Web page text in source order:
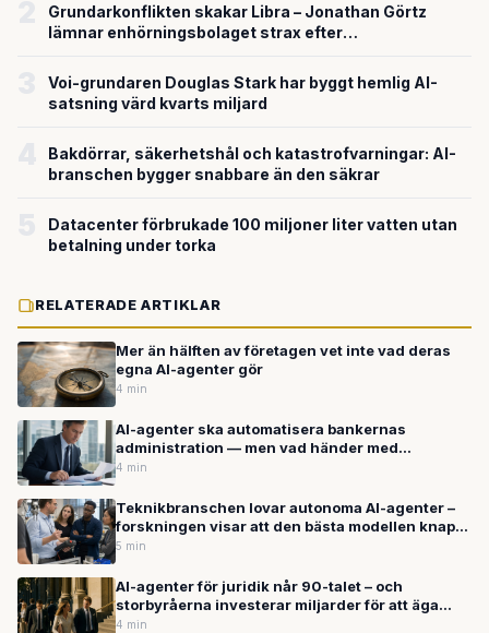
Grundarkonflikten skakar Libra – Jonathan Görtz
lämnar enhörningsbolaget strax efter
Voi-grundaren Douglas Stark har byggt hemlig AI-
satsning värd kvarts miljard
Bakdörrar, säkerhetshål och katastrofvarningar: AI-
branschen bygger snabbare än den säkrar
Datacenter förbrukade 100 miljoner liter vatten utan
betalning under torka
RELATERADE ARTIKLAR
Mer än hälften av företagen vet inte vad deras
egna AI-agenter gör
4 min
AI-agenter ska automatisera bankernas
administration — men vad händer med
personalen?
4 min
Teknikbranschen lovar autonoma AI-agenter –
forskningen visar att den bästa modellen knappt
når hälften rätt
5 min
AI-agenter för juridik når 90-talet – och
storbyråerna investerar miljarder för att äga
omvandlingen
4 min